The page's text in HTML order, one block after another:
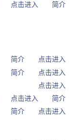
简介
点击进入
点击进入
简介
点击进入
简介
点击进入
简介
点击进入
点击进入
简介